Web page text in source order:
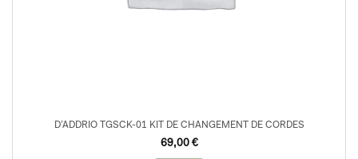
D’ADDRIO TGSCK-01 KIT DE CHANGEMENT DE CORDES
69,00 €